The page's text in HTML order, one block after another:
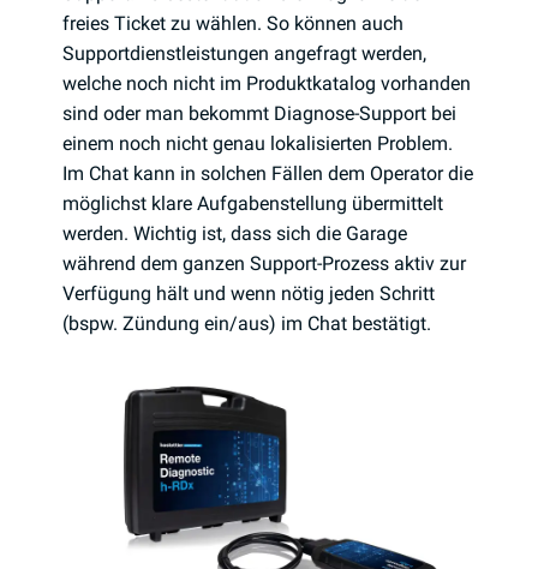
freies Ticket zu wählen. So können auch
Supportdienstleistungen angefragt werden,
welche noch nicht im Produktkatalog vorhanden
sind oder man bekommt Diagnose-Support bei
einem noch nicht genau lokalisierten Problem.
Im Chat kann in solchen Fällen dem Operator die
möglichst klare Aufgabenstellung übermittelt
werden. Wichtig ist, dass sich die Garage
während dem ganzen Support-Prozess aktiv zur
Verfügung hält und wenn nötig jeden Schritt
(bspw. Zündung ein/aus) im Chat bestätigt.